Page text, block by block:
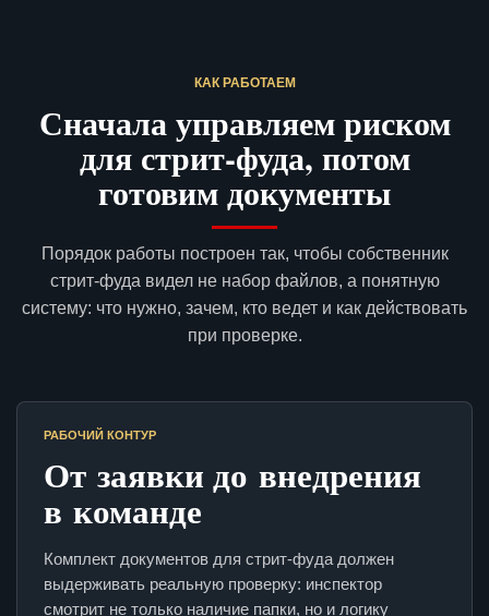
КАК РАБОТАЕМ
Сначала управляем риском
для стрит-фуда, потом
готовим документы
Порядок работы построен так, чтобы собственник
стрит-фуда видел не набор файлов, а понятную
систему: что нужно, зачем, кто ведет и как действовать
при проверке.
РАБОЧИЙ КОНТУР
От заявки до внедрения
в команде
Комплект документов для стрит-фуда должен
выдерживать реальную проверку: инспектор
смотрит не только наличие папки, но и логику